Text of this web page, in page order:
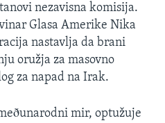
nezavisna komisija.
Glasa Amerike Nika
nastavlja da brani
oružja za masovno
za napad na Irak.
mir, optužuje